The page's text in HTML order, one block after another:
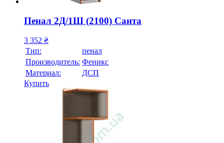
Пенал 2Д/1Ш (2100) Санта
3 352 ₴
Тип:
пенал
Производитель: Феникс
Материал:
ДСП
Купить